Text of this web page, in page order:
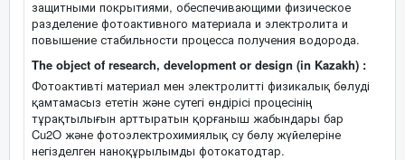
защитными покрытиями, обеспечивающими физическое
разделение фотоактивного материала и электролита и
повышение стабильности процесса получения водорода.
The object of research, development or design (in Kazakh) :
Фотоактивті материал мен электролитті физикалық бөлуді
қамтамасыз ететін және сутегі өндірісі процесінің
тұрақтылығын арттыратын қорғаныш жабындары бар
Cu2O және фотоэлектрохимиялық су бөлу жүйелеріне
негізделген наноқұрылымды фотокатодтар.